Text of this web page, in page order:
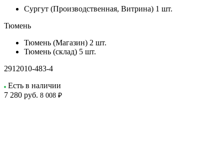
Сургут (Производственная, Витрина) 1 шт.
Тюмень
Тюмень (Магазин) 2 шт.
Тюмень (склад) 5 шт.
2912010-483-4
Есть в наличии
7 280 руб. 8 008 ₽